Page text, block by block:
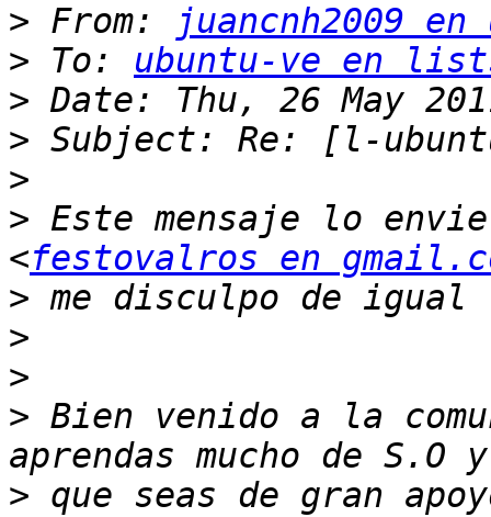
> From:
juancnh2009
> To: ubuntu-ve en
>
>
>
> Este mensaje lo
<festovalros en
>
>
>
> Bien venido a la
> que seas de gran